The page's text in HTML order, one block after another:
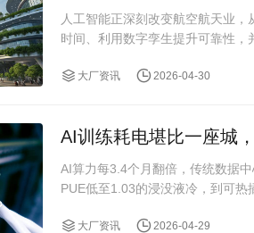
人工智能正深刻改变航空航天业
时间、利用数字孪生提升可靠性
大厂资讯 2026-04-30
AI训练耗电堪比一座城
AI算力每3.4个月翻倍，传统数据
PUE低至1.03的浸没液冷，到可热
大厂资讯 2026-04-29